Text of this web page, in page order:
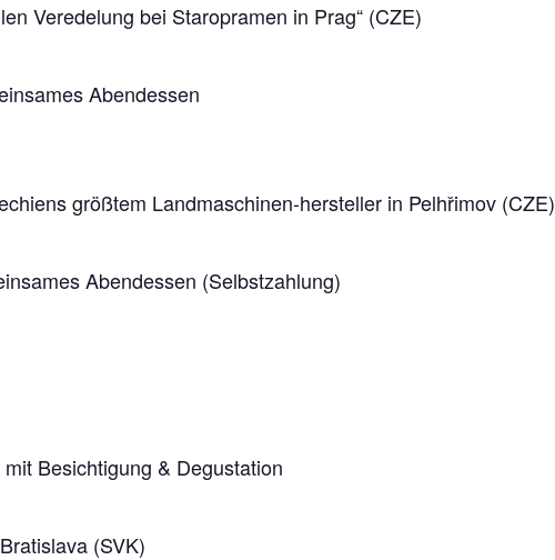
Veredelung bei Staropramen in Prag“ (CZE)
Abendessen
größtem Landmaschinen-hersteller in Pelhřimov (CZE)
Abendessen (Selbstzahlung)
Besichtigung & Degustation
(SVK)